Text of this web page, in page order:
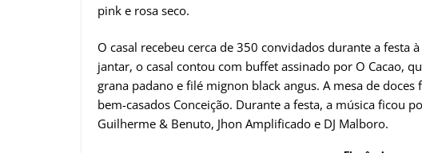
pink e rosa seco.
O casal recebeu cerca de 350 convidados durante a festa
jantar, o casal contou com buffet assinado por O Cacao,
grana padano e filé mignon black angus. A mesa de
bem-casados Conceição. Durante a festa, a música ficou
Guilherme & Benuto, Jhon Amplificado e DJ Malboro.